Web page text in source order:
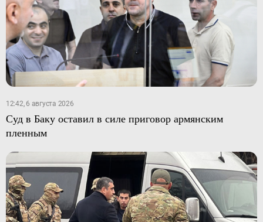
12:42, 6 августа 2026
Суд в Баку оставил в силе приговор армянским
пленным